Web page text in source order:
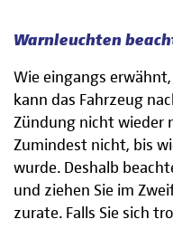
Warnleuchten
Wie eingangs
kann das Fahrzeug
Zündung nicht wieder
Zumindest nicht, bis
wurde. Deshalb
und ziehen Sie im
zurate. Falls Sie sich